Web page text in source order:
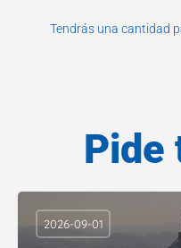
Tendrás una cantidad
Pide
2026-09-01